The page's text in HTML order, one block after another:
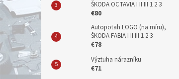
ŠKODA OCTAVIA I II III 1 2 3
€80
Autopotah LOGO (na míru),
ŠKODA FABIA I II III 1 2 3
€78
Výztuha nárazníku
€71